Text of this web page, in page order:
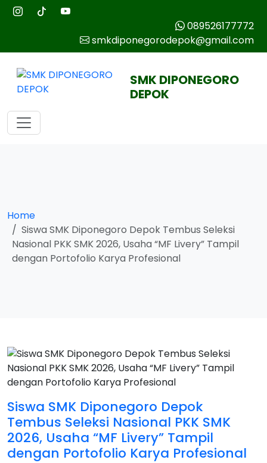
089526177772
smkdiponegorodepok@gmail.com
SMK DIPONEGORO
DEPOK
Home
Siswa SMK Diponegoro Depok Tembus Seleksi
Nasional PKK SMK 2026, Usaha “MF Livery” Tampil
dengan Portofolio Karya Profesional
Siswa SMK Diponegoro Depok
Tembus Seleksi Nasional PKK SMK
2026, Usaha “MF Livery” Tampil
dengan Portofolio Karya Profesional